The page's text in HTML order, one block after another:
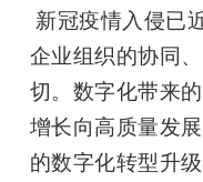
专
题
爱
新冠疫情入侵已
企业组织的协同
切。数字化带来
增长向高质量发
的数字化转型升